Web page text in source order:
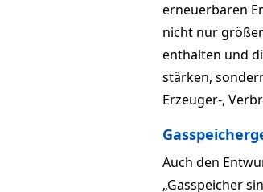
erneuerbaren
nicht nur
enthalten und
stärken,
Erzeuger-,
Auch den
„Gasspeicher